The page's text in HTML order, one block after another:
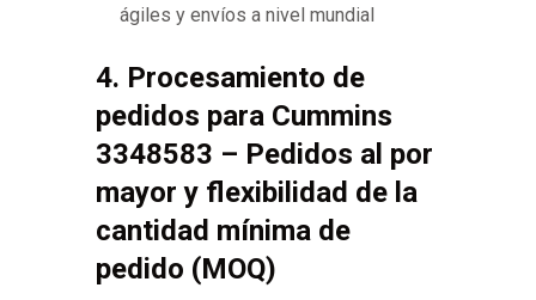
ágiles y envíos a nivel mundial
4. Procesamiento de
pedidos para Cummins
3348583 – Pedidos al por
mayor y flexibilidad de la
cantidad mínima de
pedido (MOQ)